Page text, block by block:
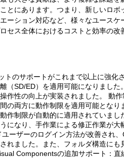
とにあります。つまり、新しいロボ
ーション対応など、様々なユースケ
セス全体におけるコストと効率の改
のサポートがこれまで以上に強化さ
（SD/ED）を適用可能になりました
作性の向上が実装されました。 動作
の両方に動作制限を適用可能となり
作制限が自動的に適用されていまし
になり、手作業による修正作業が大
ーザーのログイン方法が改善され、
れました。また、フォルダ構造にも
Componentsの追加サポート：直